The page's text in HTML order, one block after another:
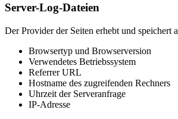
Server-Log-Dateien
Der Provider der Seiten erhebt und
Browsertyp und Browserversion
Verwendetes Betriebssystem
Referrer URL
Hostname des zugreifenden Rechners
Uhrzeit der Serveranfrage
IP-Adresse